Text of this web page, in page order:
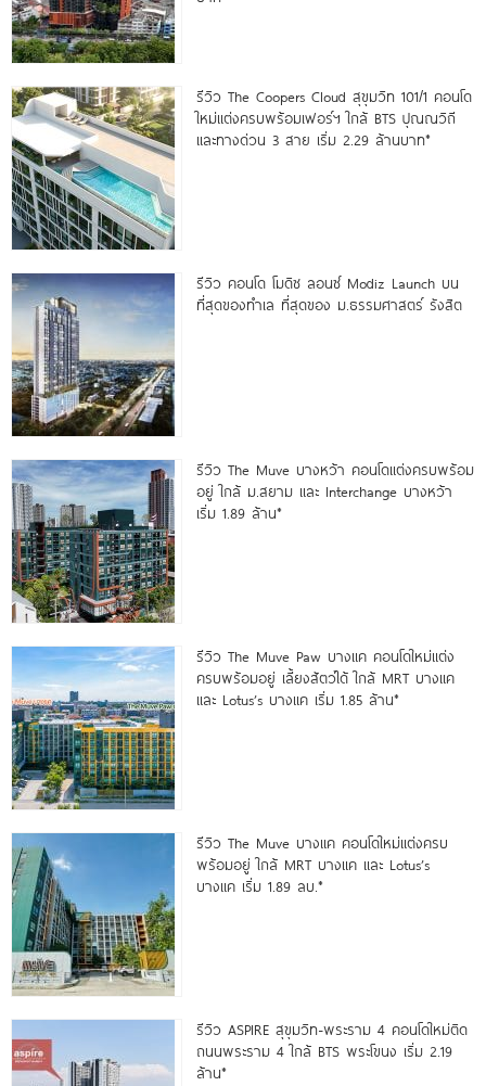
รีวิว The Coopers Cloud สุขุมวิท 101/1 คอนโด
ใหม่แต่งครบพร้อมเฟอร์ฯ ใกล้ BTS ปุณณวิถี
และทางด่วน 3 สาย เริ่ม 2.29 ล้านบาท*
รีวิว คอนโด โมดิซ ลอนซ์ Modiz Launch บน
ที่สุดของทำเล ที่สุดของ ม.ธรรมศาสตร์ รังสิต
รีวิว The Muve บางหว้า คอนโดแต่งครบพร้อม
อยู่ ใกล้ ม.สยาม และ Interchange บางหว้า
เริ่ม 1.89 ล้าน*
รีวิว The Muve Paw บางแค คอนโดใหม่แต่ง
ครบพร้อมอยู่ เลี้ยงสัตว์ได้ ใกล้ MRT บางแค
และ Lotus’s บางแค เริ่ม 1.85 ล้าน*
รีวิว The Muve บางแค คอนโดใหม่แต่งครบ
พร้อมอยู่ ใกล้ MRT บางแค และ Lotus’s
บางแค เริ่ม 1.89 ลบ.*
รีวิว ASPIRE สุขุมวิท-พระราม 4 คอนโดใหม่ติด
ถนนพระราม 4 ใกล้ BTS พระโขนง เริ่ม 2.19
ล้าน*